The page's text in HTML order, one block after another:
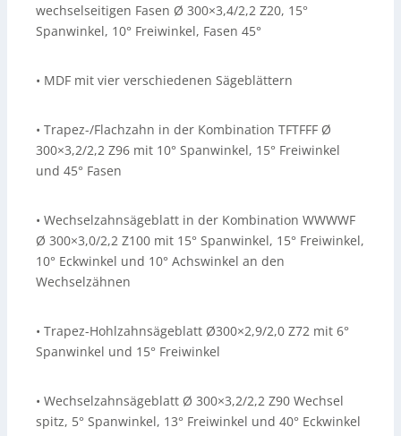
wechselseitigen Fasen Ø 300×3,4/2,2 Z20, 15°
Spanwinkel, 10° Freiwinkel, Fasen 45°
• MDF mit vier verschiedenen Sägeblättern
• Trapez-/Flachzahn in der Kombination TFTFFF Ø
300×3,2/2,2 Z96 mit 10° Spanwinkel, 15° Freiwinkel
und 45° Fasen
• Wechselzahnsägeblatt in der Kombination WWWWF
Ø 300×3,0/2,2 Z100 mit 15° Spanwinkel, 15° Freiwinkel,
10° Eckwinkel und 10° Achswinkel an den
Wechselzähnen
• Trapez-Hohlzahnsägeblatt Ø300×2,9/2,0 Z72 mit 6°
Spanwinkel und 15° Freiwinkel
• Wechselzahnsägeblatt Ø 300×3,2/2,2 Z90 Wechsel
spitz, 5° Spanwinkel, 13° Freiwinkel und 40° Eckwinkel